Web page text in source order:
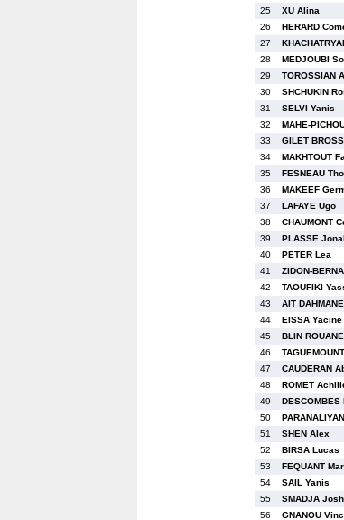
25
XU Alina
26
HERARD
27
28
MEDJOUBI
29
TOROSSIAN
30
SHCHUKIN
31
SELVI Yanis
32
MAHE-
33
GILET
34
MAKHTOUT
35
FESNEAU
36
MAKEEF
37
LAFAYE Ugo
38
CHAUMONT
39
PLASSE
40
PETER Lea
41
ZIDON-
42
TAOUFIKI
43
AIT
44
EISSA Yacine
45
BLIN
46
47
CAUDERAN
48
ROMET
49
DESCOMBES
50
51
SHEN Alex
52
BIRSA Lucas
53
FEQUANT
54
SAIL Yanis
55
SMADJA
56
GNANOU